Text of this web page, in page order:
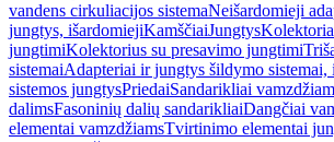
vandens cirkuliacijos sistemaNeišardomieji
jungtys, išardomiejiKamščiaiJungtys
jungtimiKolektorius su presavimo jungtimi
sistemaiAdapteriai ir jungtys šildymo sistemai,
sistemos jungtysPriedaiSandarikliai
dalimsFasoninių dalių sandarikliaiDangčiai
elementai vamzdžiamsTvirtinimo elementai